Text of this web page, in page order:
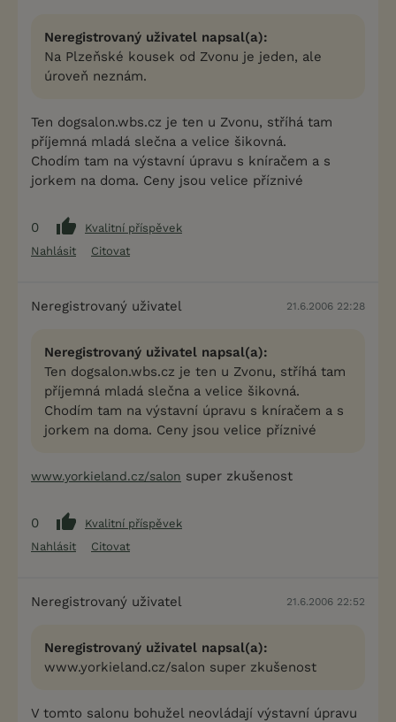
Neregistrovaný uživatel napsal(a):
Na Plzeňské kousek od Zvonu je jeden, ale
úroveň neznám.
Ten dogsalon.wbs.cz je ten u Zvonu, stříhá tam
příjemná mladá slečna a velice šikovná.
Chodím tam na výstavní úpravu s kníračem a s
jorkem na doma. Ceny jsou velice příznivé
0
Kvalitní příspěvek
Nahlásit
Citovat
Neregistrovaný uživatel 21.6.2006 22:28
Neregistrovaný uživatel napsal(a):
Ten dogsalon.wbs.cz je ten u Zvonu, stříhá tam
příjemná mladá slečna a velice šikovná.
Chodím tam na výstavní úpravu s kníračem a s
jorkem na doma. Ceny jsou velice příznivé
www.yorkieland.cz/salon super zkušenost
0
Kvalitní příspěvek
Nahlásit
Citovat
Neregistrovaný uživatel 21.6.2006 22:52
Neregistrovaný uživatel napsal(a):
www.yorkieland.cz/salon super zkušenost
V tomto salonu bohužel neovládají výstavní úpravu